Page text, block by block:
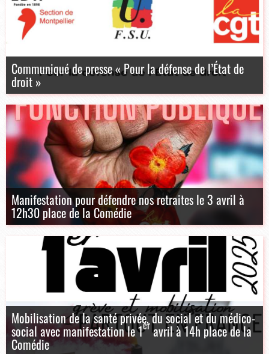
Communiqué de presse « Pour la défense de l’État de
droit »
Manifestation pour défendre nos retraites le 3 avril à
12h30 place de la Comédie
Mobilisation de la santé privée, du social et du médico-
social avec manifestation le 1eravril à 14h place de la
Comédie